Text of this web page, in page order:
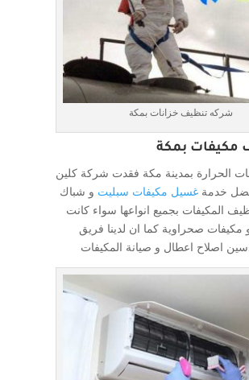
شركه تنظيف خزانات بمكة
مكيفات بمكة
الحرارة بمدينة مكة فقدت شركة كلين
خدمة غسيل مكيفات سبليت و شباك
المكيفات بجميع انواعها سواء كانت
صحراوية كما ان لدينا فريق
اصلاح اعطال و صيانة المكيفات